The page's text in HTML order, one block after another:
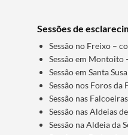
Sessões de
Sessão no Freixo –
Sessão em Montoito
Sessão em Santa
Sessão nos Foros
Sessão nas
Sessão nas Aldeias
Sessão na Aldeia da